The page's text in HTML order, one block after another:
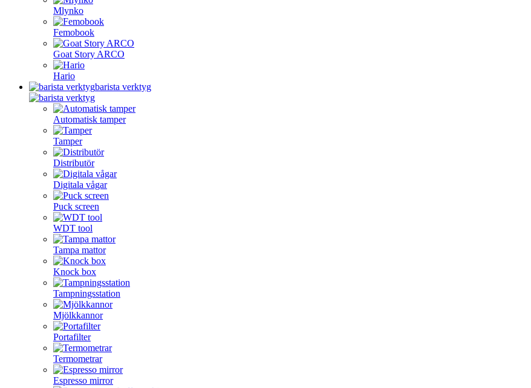
Mlynko
Femobook
Goat Story ARCO
Hario
barista verktyg
Automatisk tamper
Tamper
Distributör
Digitala vågar
Puck screen
WDT tool
Tampa mattor
Knock box
Tampningsstation
Mjölkkannor
Portafilter
Termometrar
Espresso mirror